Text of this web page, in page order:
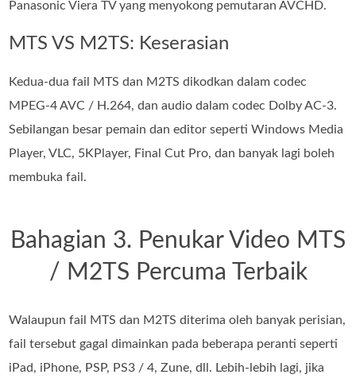
Panasonic Viera TV yang menyokong pemutaran AVCHD.
MTS VS M2TS: Keserasian
Kedua-dua fail MTS dan M2TS dikodkan dalam codec
MPEG-4 AVC / H.264, dan audio dalam codec Dolby AC-3.
Sebilangan besar pemain dan editor seperti Windows Media
Player, VLC, 5KPlayer, Final Cut Pro, dan banyak lagi boleh
membuka fail.
Bahagian 3. Penukar Video MTS
/ M2TS Percuma Terbaik
Walaupun fail MTS dan M2TS diterima oleh banyak perisian,
fail tersebut gagal dimainkan pada beberapa peranti seperti
iPad, iPhone, PSP, PS3 / 4, Zune, dll. Lebih-lebih lagi, jika